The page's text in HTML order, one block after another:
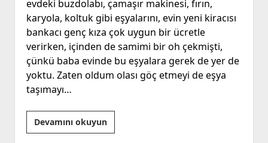
evdeki buzdolabı, çamaşır makinesi, fırın,
karyola, koltuk gibi eşyalarını, evin yeni kiracısı
bankacı genç kıza çok uygun bir ücretle
verirken, içinden de samimi bir oh çekmişti,
çünkü baba evinde bu eşyalara gerek de yer de
yoktu. Zaten oldum olası göç etmeyi de eşya
taşımayı…
Devamını okuyunBirsen
Öğretmen